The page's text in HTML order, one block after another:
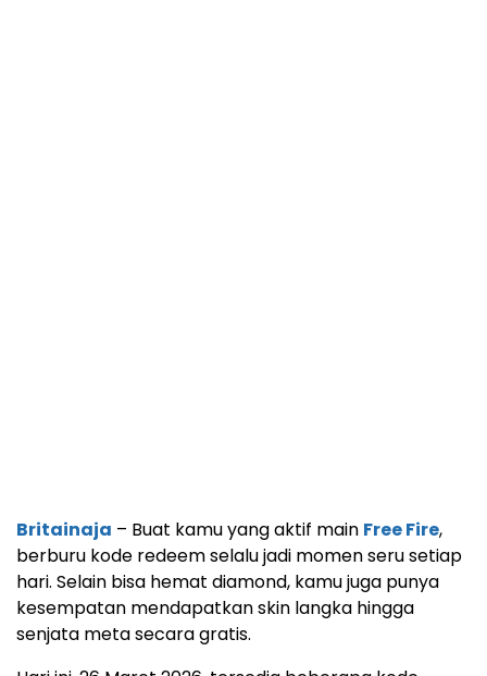
Britainaja – Buat kamu yang aktif main Free Fire,
berburu kode redeem selalu jadi momen seru setiap
hari. Selain bisa hemat diamond, kamu juga punya
kesempatan mendapatkan skin langka hingga
senjata meta secara gratis.